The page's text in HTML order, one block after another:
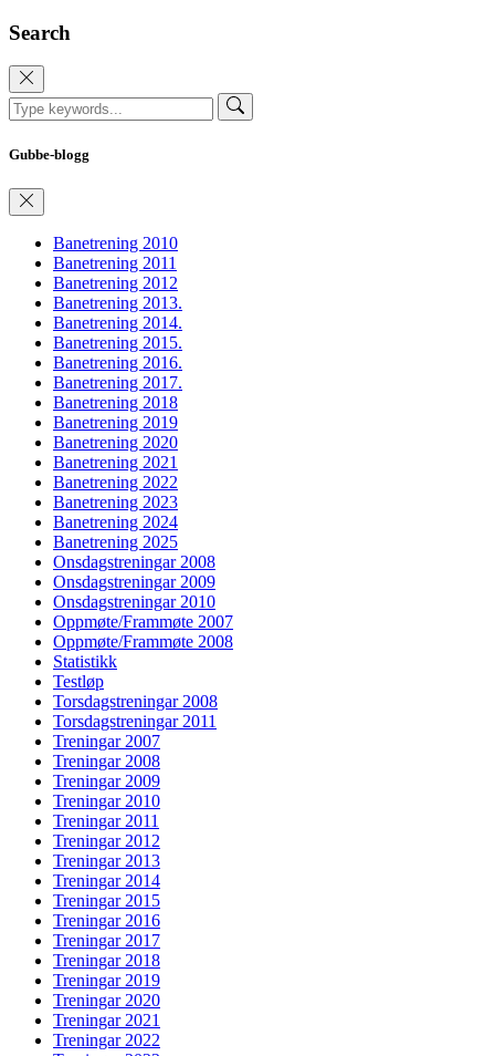
Search
Gubbe-blogg
Banetrening 2010
Banetrening 2011
Banetrening 2012
Banetrening 2013.
Banetrening 2014.
Banetrening 2015.
Banetrening 2016.
Banetrening 2017.
Banetrening 2018
Banetrening 2019
Banetrening 2020
Banetrening 2021
Banetrening 2022
Banetrening 2023
Banetrening 2024
Banetrening 2025
Onsdagstreningar 2008
Onsdagstreningar 2009
Onsdagstreningar 2010
Oppmøte/Frammøte 2007
Oppmøte/Frammøte 2008
Statistikk
Testløp
Torsdagstreningar 2008
Torsdagstreningar 2011
Treningar 2007
Treningar 2008
Treningar 2009
Treningar 2010
Treningar 2011
Treningar 2012
Treningar 2013
Treningar 2014
Treningar 2015
Treningar 2016
Treningar 2017
Treningar 2018
Treningar 2019
Treningar 2020
Treningar 2021
Treningar 2022